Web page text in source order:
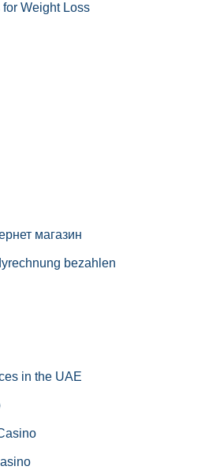
Weight Loss
магазин
bezahlen
in the UAE